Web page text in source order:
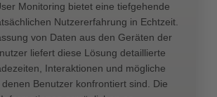
Monitoring bietet eine tiefgehende
Nutzererfahrung in Echtzeit.
von Daten aus den Geräten der
liefert diese Lösung detaillierte
Interaktionen und mögliche
Benutzer konfrontiert sind. Die